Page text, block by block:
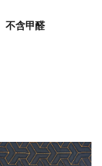
不含甲醛